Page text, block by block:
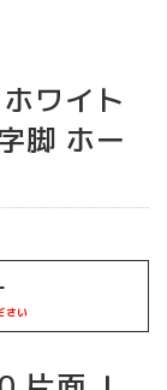
ワイト
脚 ホー
さい